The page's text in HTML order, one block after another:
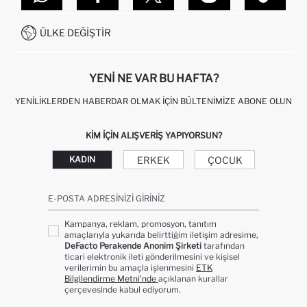
SITEMAP
İŞLEM REHBERI
KAMPANYALAR
0850 333 22 86
ÜLKE DEĞIŞTIR
YENI NE VAR BU HAFTA?
YENILIKLERDEN HABERDAR OLMAK İÇIN BÜLTENIMIZE ABONE OLUN
KIM IÇIN ALIŞVERIŞ YAPIYORSUN?
KADIN ERKEK ÇOCUK
E-POSTA ADRESINIZI GIRINIZ
Kampanya, reklam, promosyon, tanıtım
amaçlarıyla yukarıda belirttiğim iletişim adresime,
DeFacto Perakende Anonim Şirketi tarafından
ticari elektronik ileti gönderilmesini ve kişisel
verilerimin bu amaçla işlenmesini ETK
Bilgilendirme Metni’nde açıklanan kurallar
çerçevesinde kabul ediyorum.